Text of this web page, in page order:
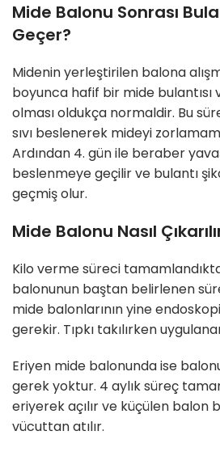
Mide Balonu Sonrası
Geçer?
Midenin yerleştirilen balona
boyunca hafif bir mide bulantısı
olması oldukça normaldir. Bu
sıvı beslenerek mideyi
Ardından 4. gün ile beraber
beslenmeye geçilir ve bulantı
geçmiş olur.
Mide Balonu Nasıl
Kilo verme süreci
balonunun baştan belirlenen
mide balonlarının yine endoskopi
gerekir. Tıpkı takılırken
Eriyen mide balonunda ise
gerek yoktur. 4 aylık süreç
eriyerek açılır ve küçülen balon
vücuttan atılır.